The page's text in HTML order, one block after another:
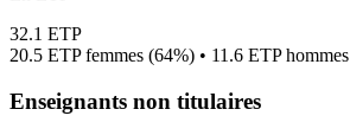
32.1 ETP
20.5 ETP femmes (64%) • 11.6 ETP hommes
Enseignants non titulaires